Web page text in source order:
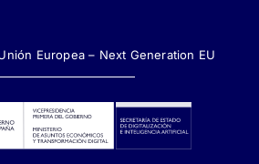
Europea – Next Generation EU